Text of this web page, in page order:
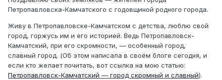
Петропавловска-Камчатского с годовщиной родного города.
Живу в Петропавловске-Камчатском с детства, люблю свой
город, горжусь им и его историей. Ведь Петропавловск-
Камчатский, при его скромности, — особенный город,
славный город. (Об этом написала в своём блоге сегодня, и
если кто желает почитать, вот ссылка на мою статью:
Петропавловск-Камчатский — город скромный и славный).